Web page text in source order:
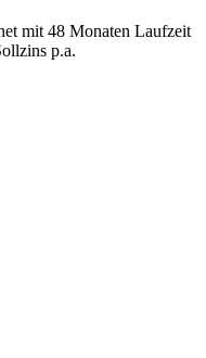
mit 48 Monaten Laufzeit
p.a.